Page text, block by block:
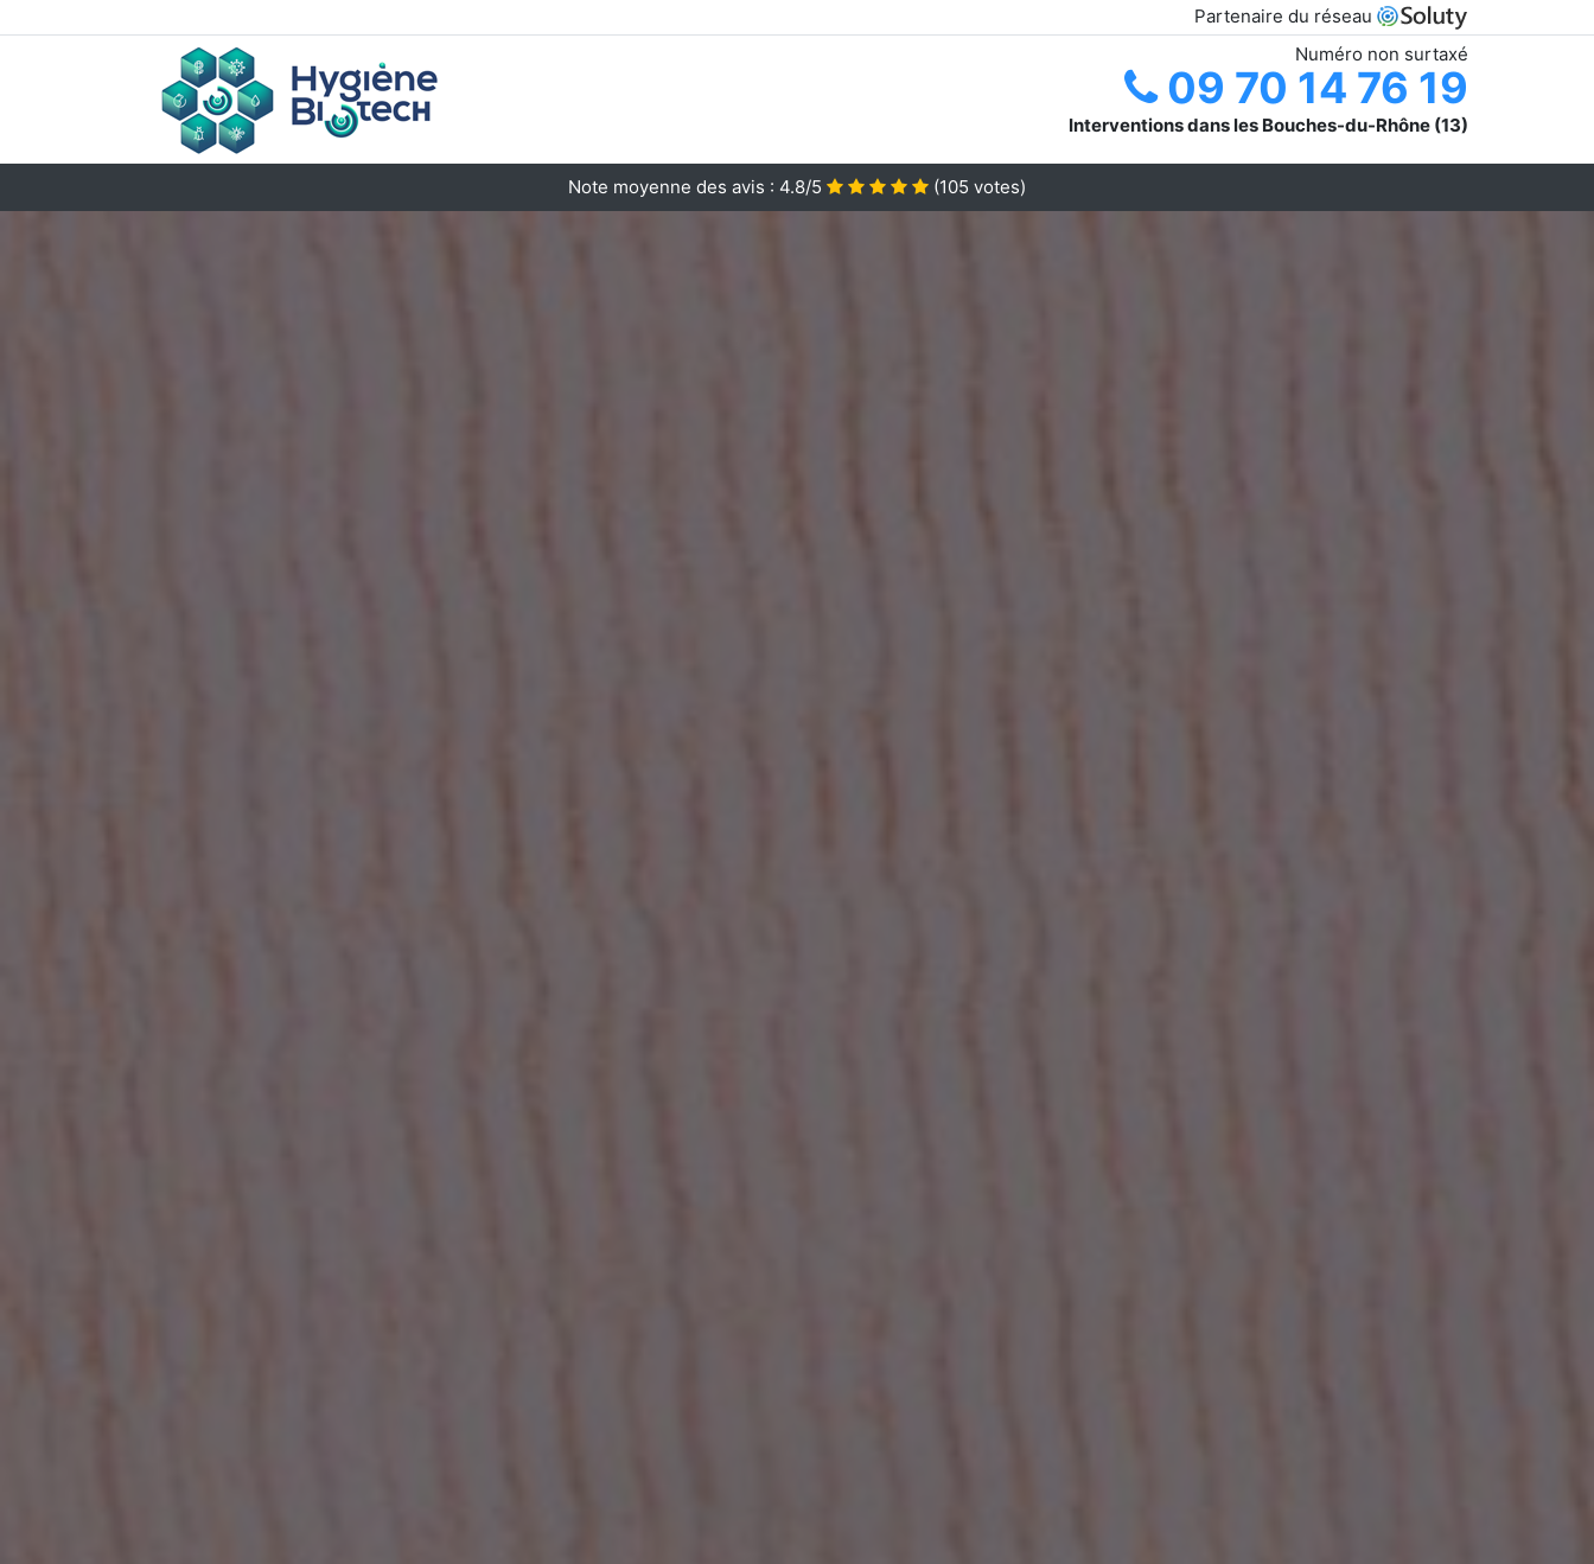
Partenaire du réseau
Numéro non surtaxé
09 70 14 76 19
Interventions dans les Bouches-du-Rhône (13)
Note moyenne des avis : 4.8/5 (105 votes)